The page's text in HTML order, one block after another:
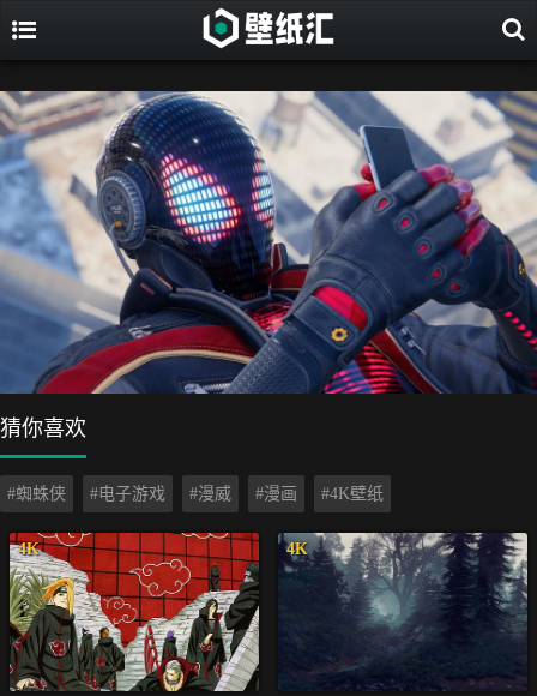
猜你喜欢
#蜘蛛侠 #电子游戏 #漫威 #漫画 #4K壁纸
4K 4K